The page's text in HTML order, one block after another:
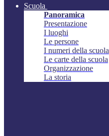
Scuola
Panoramica
Presentazione
I luoghi
Le persone
I numeri della scuola
Le carte della scuola
Organizzazione
La storia